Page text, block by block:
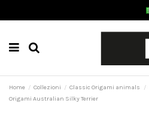
Home Collezioni Classic Origami animals
Origami Australian Silky Terrier